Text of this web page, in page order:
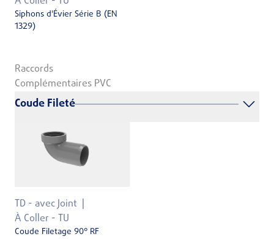
Siphons d'Évier Série B (EN
1329)
Raccords
Complémentaires PVC
Coude Fileté
TD - avec Joint
À Coller - TU
Coude Filetage 90° RF